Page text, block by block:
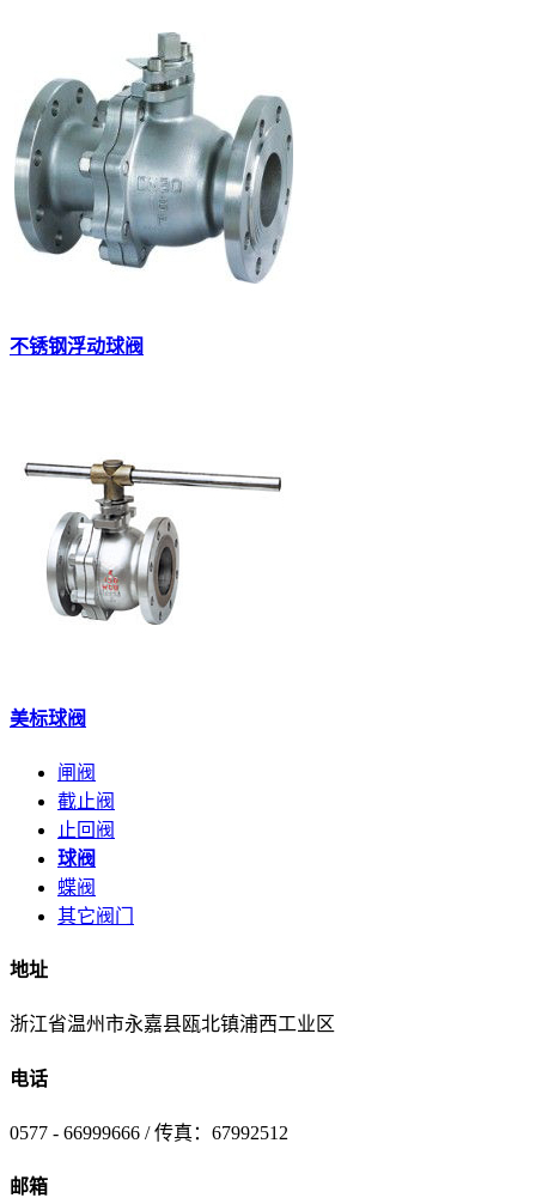
不锈钢浮动球阀
美标球阀
闸阀
截止阀
止回阀
球阀
蝶阀
其它阀门
地址
浙江省温州市永嘉县瓯北镇浦西工业区
电话
0577 - 66999666 / 传真：67992512
邮箱